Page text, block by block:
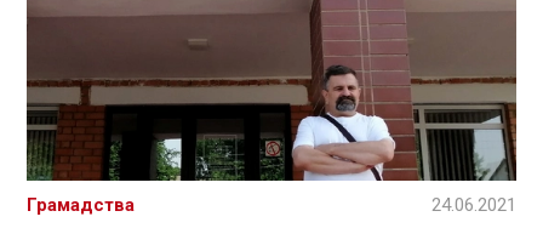
Грамадства 24.06.2021